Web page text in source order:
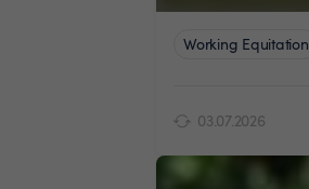
Working Equitation
03.07.2026